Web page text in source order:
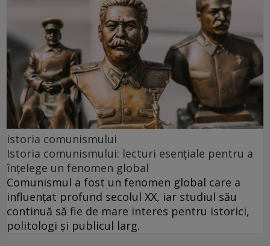
istoria comunismului
Istoria comunismului: lecturi esențiale pentru a
înțelege un fenomen global
Comunismul a fost un fenomen global care a
influențat profund secolul XX, iar studiul său
continuă să fie de mare interes pentru istorici,
politologi și publicul larg.